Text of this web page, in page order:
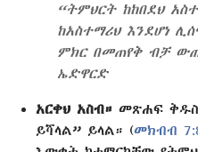
“ትምህርት ከከበደህ
ከአስተማሪህ እንደሆነ
ምክር በመጠየቅ ብቻ
ኤድዋርድ
አርቀህ አስብ። መጽሐፍ ቅዱስ
ይሻላል” ይላል። (መክብብ